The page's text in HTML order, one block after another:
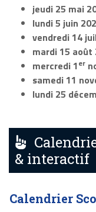
jeudi 25 mai
lundi 5 juin
vendredi 14
mardi 15 août
mercredi 1er
samedi 11
lundi 25
& interactif
Calendrier